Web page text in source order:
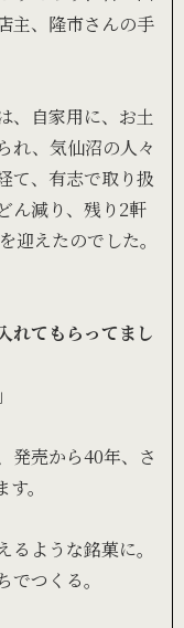
主、隆市さんの手
、自家用に、お土
れ、気仙沼の人々
て、有志で取り扱
ん減り、残り2軒
迎えたのでした。
れてもらってまし
発売から40年、さ
。
ような銘菓に。
つくる。